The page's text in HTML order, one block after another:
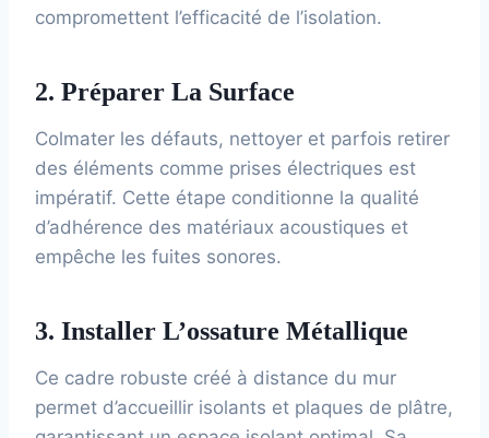
compromettent l’efficacité de l’isolation.
2. Préparer La Surface
Colmater les défauts, nettoyer et parfois retirer
des éléments comme prises électriques est
impératif. Cette étape conditionne la qualité
d’adhérence des matériaux acoustiques et
empêche les fuites sonores.
3. Installer L’ossature Métallique
Ce cadre robuste créé à distance du mur
permet d’accueillir isolants et plaques de plâtre,